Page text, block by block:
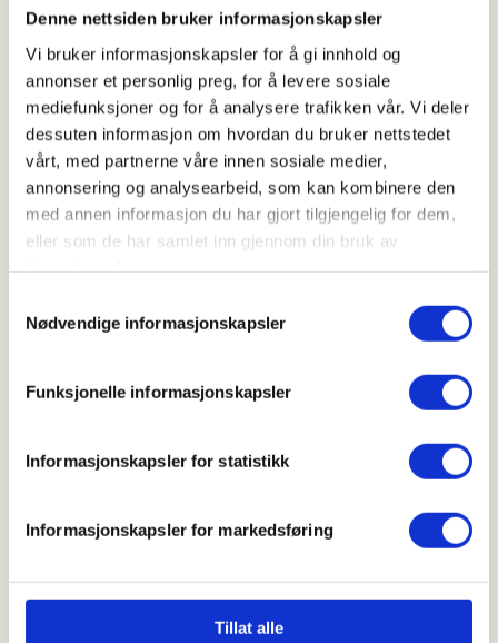
Denne nettsiden bruker informasjonskapsler
Vi bruker informasjonskapsler for å gi innhold og
annonser et personlig preg, for å levere sosiale
mediefunksjoner og for å analysere trafikken vår. Vi deler
dessuten informasjon om hvordan du bruker nettstedet
vårt, med partnerne våre innen sosiale medier,
annonsering og analysearbeid, som kan kombinere den
med annen informasjon du har gjort tilgjengelig for dem,
eller som de har samlet inn gjennom din bruk av
Nødvendige informasjonskapsler
Funksjonelle informasjonskapsler
Informasjonskapsler for statistikk
Informasjonskapsler for markedsføring
Tillat alle
ligger an til å bli skikkelig fint og vårlig vær for
Oppmøte:DNT Friluftsbrygga
Tidspunkt:17:30-19:00
Pris: Arrangementet er gratis, ingen påmelding.
På parkeringsplass ved innkjørsel, eller på
vær og sesong. Vi ser frem til en hyggelig kveld
utendørs. Ved eventuelle spørsmål kontakt Ragnor
Om DNT Tilrettelagt
arrangementer hver måned. Møre og Romsdal
Fylkeskommune og Stiftelsen Dam bidrar med